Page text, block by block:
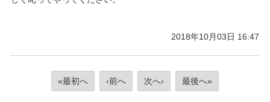
2018年10月03日 16:47
«最初へ ‹前へ 次へ› 最後へ»